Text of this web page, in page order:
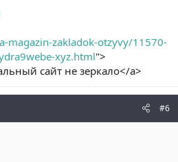
magazin-zakladok-otzyvy/11570-
xyz.html">
сайт не зеркало</a>
#6